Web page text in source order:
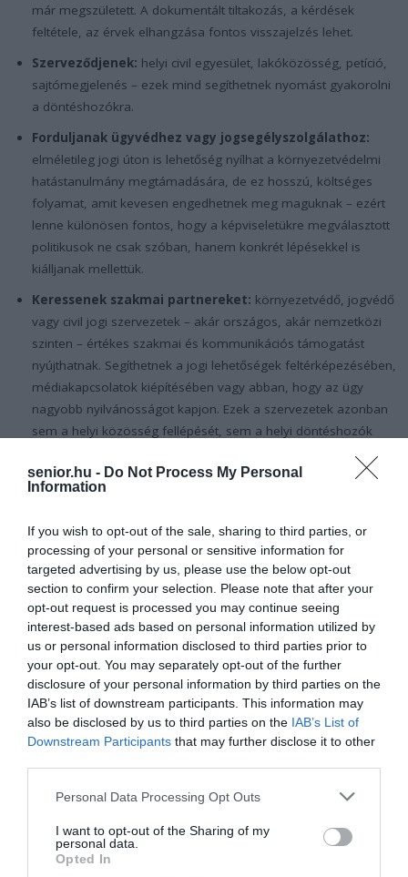
senior.hu - Do Not Process My Personal
Information
If you wish to opt-out of the sale, sharing to third parties, or
processing of your personal or sensitive information for
targeted advertising by us, please use the below opt-out
section to confirm your selection. Please note that after your
opt-out request is processed you may continue seeing
interest-based ads based on personal information utilized by
us or personal information disclosed to third parties prior to
your opt-out. You may separately opt-out of the further
disclosure of your personal information by third parties on the
IAB’s list of downstream participants. This information may
also be disclosed by us to third parties on the IAB’s List of
Downstream Participants that may further disclose it to other
Please note that this website/app uses one or more Google
not limited to your visit or usage behaviour. You may click to
grant or deny consent to Google and its third-party tags to
use your data for below specified purposes in below Google
Personal Data Processing Opt Outs
I want to opt-out of the Sharing of my
personal data.
Opted In
már megszületett. A dokumentált tiltakozás, a kérdések
feltétele, az érvek elhangzása fontos visszajelzés lehet.
Szerveződjenek: helyi civil egyesület, lakóközösség, petíció,
sajtómegjelenés – ezek mind segíthetnek nyomást gyakorolni
a döntéshozókra.
Forduljanak ügyvédhez vagy jogsegélyszolgálathoz:
elméletileg jogi úton is lehetőség nyílhat a környezetvédelmi
hatástanulmány megtámadására, de ez hosszú, költséges
folyamat, amit kevesen engedhetnek meg maguknak – ezért
lenne különösen fontos, hogy a képviseletükre megválasztott
politikusok ne csak szóban, hanem konkrét lépésekkel is
kiálljanak mellettük.
Keressenek szakmai partnereket: környezetvédő, jogvédő
vagy civil jogi szervezetek – akár országos, akár nemzetközi
szinten – értékes szakmai és kommunikációs támogatást
nyújthatnak. Segíthetnek a jogi lehetőségek feltérképezésében,
médiakapcsolatok kiépítésében vagy abban, hogy az ügy
nagyobb nyilvánosságot kapjon. Ezek a szervezetek azonban
sem a helyi közösség fellépését, sem a helyi döntéshozók
fellépéssel?
A hollandiai Utrecht egyik kertvárosi övezetében 2019-ben egy 20
ezres koncertcsarnok ellen tiltakoztak a helyiek. Szervezett
lakossági fellépésük nyomán a városvezetés új helyszínt keresett,
figyelembe véve a zaj- és forgalmi terhelés hatásait. Egy másik
példa Berlin külvárosából ismert, ahol a lakosok bíróságon érték
el, hogy a rendezvénycsarnok működését csak szigorú
korlátozásokkal engedélyezzék.
nyilvánosságot adnak a problémáknak: például kötelező
rend átalakítását, parkolási zónák védelmét, vagy akár azt, hogy a
létesítmények használata számukra kedvezményesen vagy